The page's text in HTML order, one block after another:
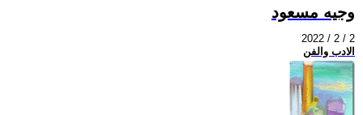
وجيه مسعود
2022 / 2 / 2
الادب والفن